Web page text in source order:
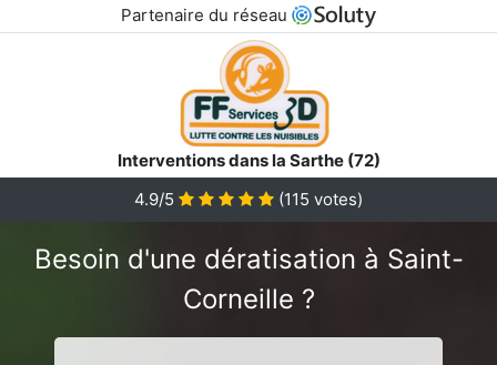
Partenaire du réseau
Interventions dans la Sarthe (72)
4.9/5 (115 votes)
Besoin d'une dératisation à Saint-
Corneille ?